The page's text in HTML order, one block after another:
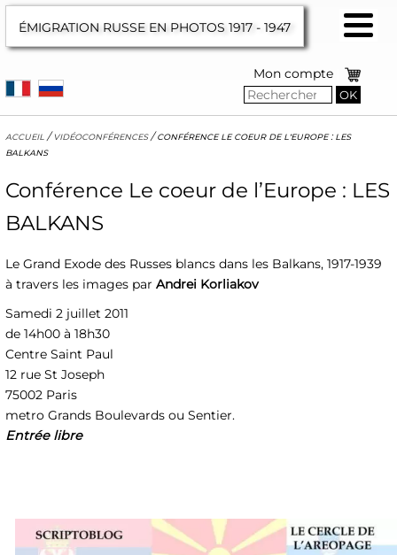
ÉMIGRATION RUSSE EN PHOTOS1917 - 1947
Mon compte
OK
accueil/ vidéoconférences/conférence le coeur de l’europe : les
balkans
Conférence Le coeur de l’Europe : LES
BALKANS
Le Grand Exode des Russes blancs dans les Balkans, 1917-1939
à travers les images par Andrei Korliakov
Samedi 2 juillet 2011
de 14h00 à 18h30
Centre Saint Paul
12 rue St Joseph
75002 Paris
metro Grands Boulevards ou Sentier.
Entrée libre